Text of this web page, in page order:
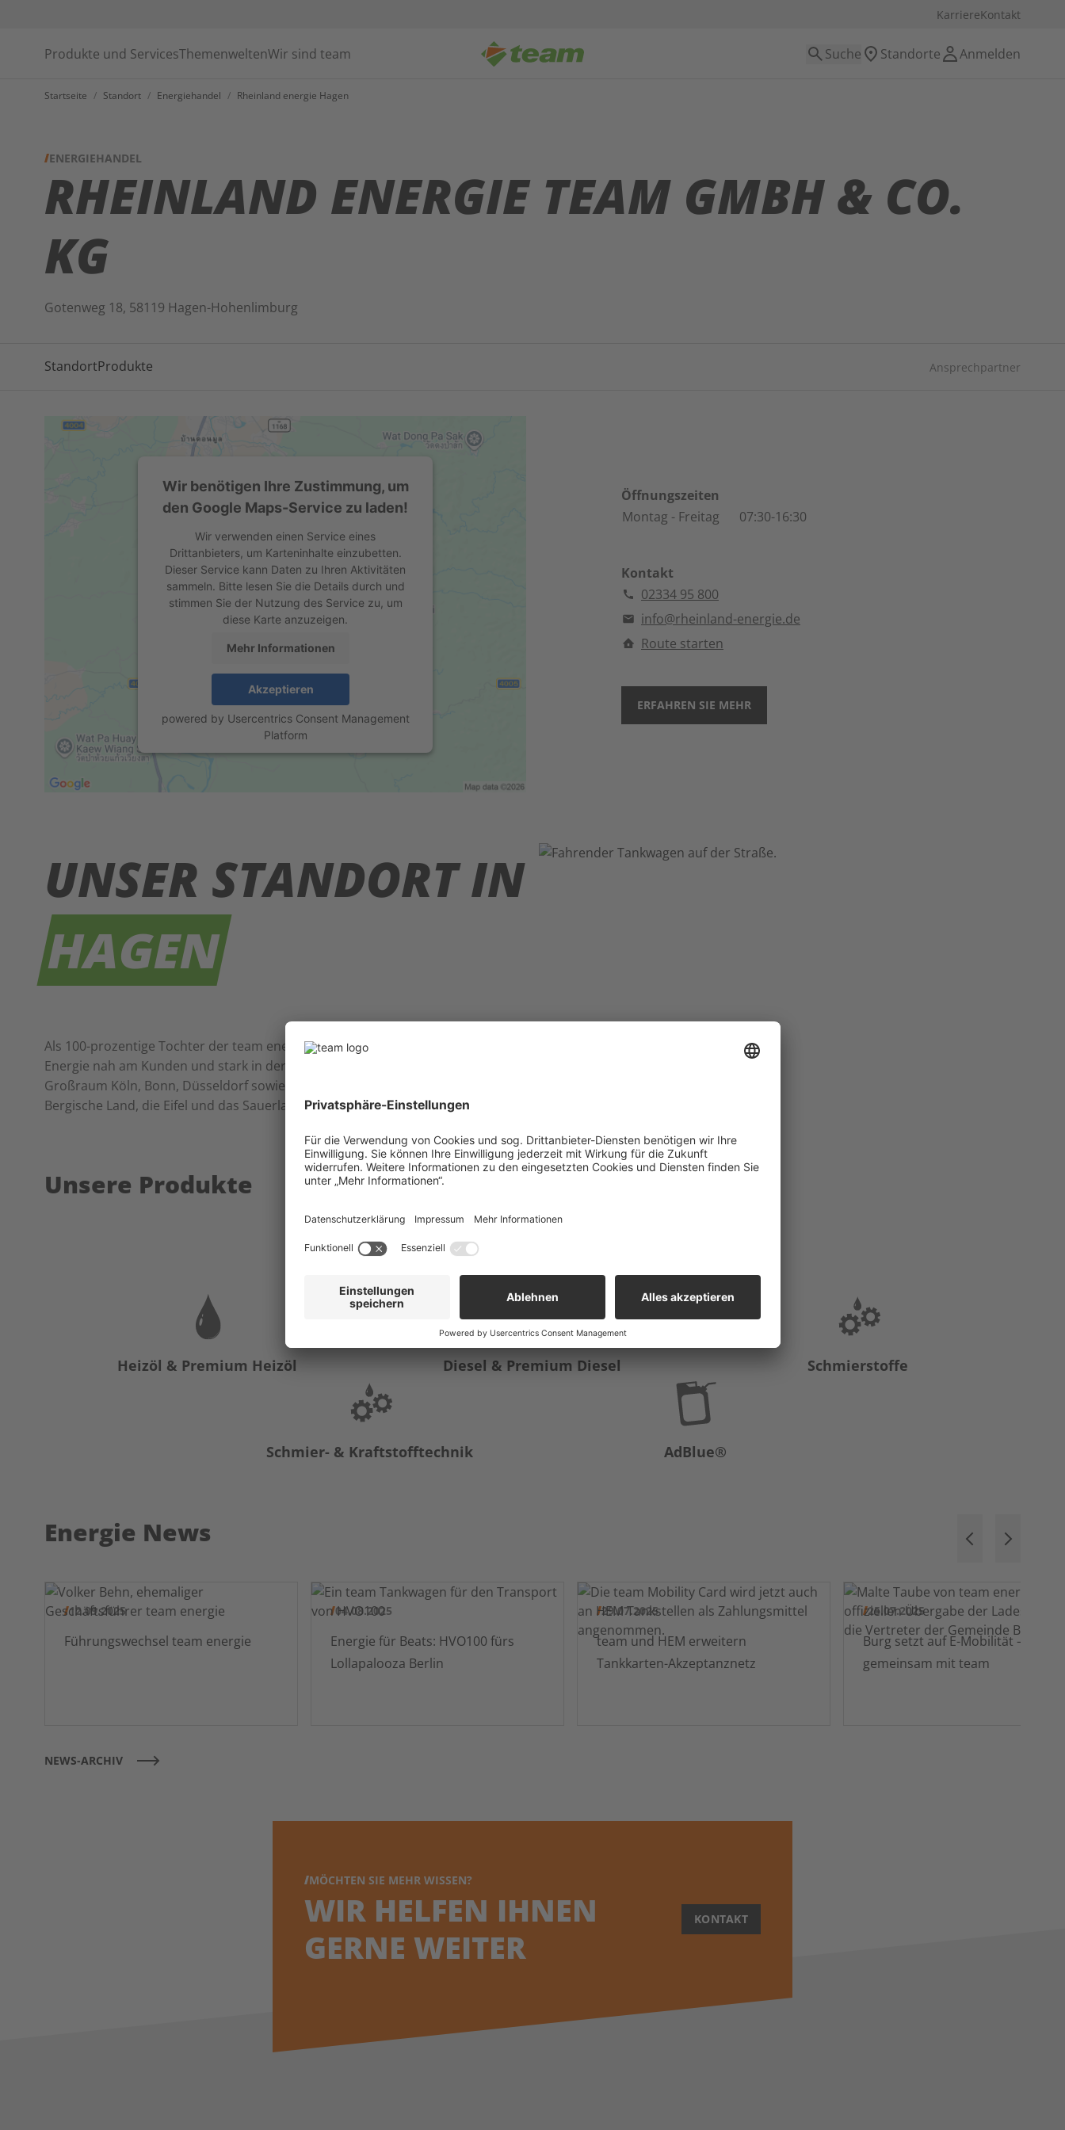
KarriereKontakt
Produkte und ServicesThemenweltenWir sind team Suche Standorte Anmelden
Startseite / Standort / Energiehandel / Rheinland energie Hagen
ENERGIEHANDEL
RHEINLAND ENERGIE TEAM GMBH & CO.
KG
Gotenweg 18, 58119 Hagen-Hohenlimburg
StandortProdukte Ansprechpartner
Wir benötigen Ihre Zustimmung, um
den Google Maps-Service zu laden!
Wir verwenden einen Service eines
Drittanbieters, um Karteninhalte einzubetten.
Dieser Service kann Daten zu Ihren Aktivitäten
sammeln. Bitte lesen Sie die Details durch und
stimmen Sie der Nutzung des Service zu, um
diese Karte anzuzeigen.
Mehr Informationen
Akzeptieren
powered by Usercentrics Consent Management
Platform
Öffnungszeiten
Montag - Freitag 07:30-16:30
Kontakt
02334 95 800
info@rheinland-energie.de
Route starten
ERFAHREN SIE MEHR
UNSER STANDORT IN
HAGEN
Als 100-prozentige Tochter der team energie GmbH & Co. KG ist Rheinland
Energie nah am Kunden und stark in der Region.
Großraum Köln, Bonn, Düsseldorf sowie alle angrenzenden Regionen wie das
Bergische Land, die Eifel und das Sauerland.
Unsere Produkte
Heizöl & Premium Heizöl Diesel & Premium Diesel Schmierstoffe
Schmier- & Kraftstofftechnik AdBlue®
Energie News
12.09.2025
Führungswechsel team energie
04.08.2025
Energie für Beats: HVO100 fürs
Lollapalooza Berlin
29.07.2025
team und HEM erweitern
Tankkarten-Akzeptanznetz
25.07.2025
Burg setzt auf E-Mobilität –
gemeinsam mit team
NEWS-ARCHIV
MÖCHTEN SIE MEHR WISSEN?
WIR HELFEN IHNEN
GERNE WEITER
KONTAKT